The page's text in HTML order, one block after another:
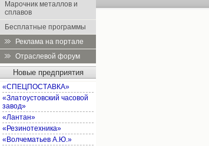
Марочник металлов и
сплавов
Бесплатные программы
Реклама на портале
Отраслевой форум
Новые предприятия
«СПЕЦПОСТАВКА»
«Златоустовский часовой
завод»
«Лантан»
«Резинотехника»
«Волчематьев А.Ю.»